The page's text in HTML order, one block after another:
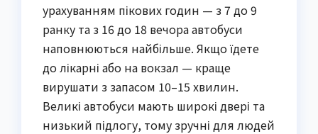
урахуванням пікових годин — з 7 до 9
ранку та з 16 до 18 вечора автобуси
наповнюються найбільше. Якщо їдете
до лікарні або на вокзал — краще
вирушати з запасом 10–15 хвилин.
Великі автобуси мають широкі двері та
низький підлогу, тому зручні для людей